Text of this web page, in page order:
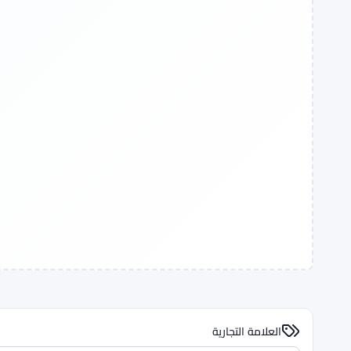
العلامة التجارية